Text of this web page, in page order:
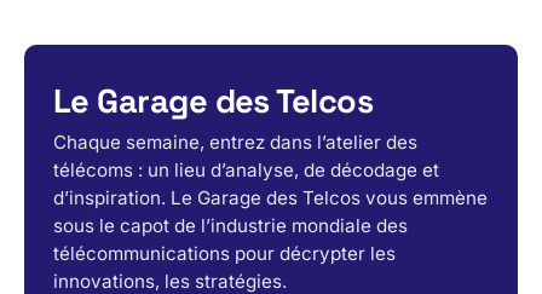
Le Garage des Telcos
Chaque semaine, entrez dans l’atelier des
télécoms : un lieu d’analyse, de décodage et
d’inspiration. Le Garage des Telcos vous emmène
sous le capot de l’industrie mondiale des
télécommunications pour décrypter les
innovations, les stratégies.